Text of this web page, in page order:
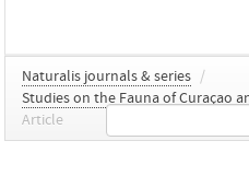
Naturalis journals & series /
Studies on the Fauna of Curaçao
Article